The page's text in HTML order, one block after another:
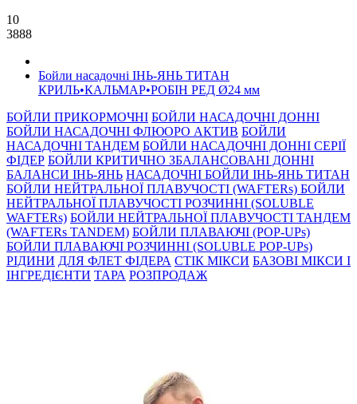
10
3888
Бойли насадочні ІНЬ-ЯНЬ ТИТАН
КРИЛЬ•КАЛЬМАР•РОБІН РЕД Ø24 мм
БОЙЛИ ПРИКОРМОЧНI БОЙЛИ НАСАДОЧНI ДОННI
БОЙЛИ НАСАДОЧНІ ФЛЮОРО АКТИВ БОЙЛИ
НАСАДОЧНІ ТАНДЕМ БОЙЛИ НАСАДОЧНI ДОННI СЕРIÏ
ФIДЕР БОЙЛИ КРИТИЧНО ЗБАЛАНСОВАНІ ДОННІ
БАЛАНСИ ІНЬ-ЯНЬ НАСАДОЧНІ БОЙЛИ ІНЬ-ЯНЬ ТИТАН
БОЙЛИ НЕЙТРАЛЬНОÏ ПЛАВУЧОСТI (WAFTERs) БОЙЛИ
НЕЙТРАЛЬНОЇ ПЛАВУЧОСТІ РОЗЧИННІ (SOLUBLE
WAFTERs) БОЙЛИ НЕЙТРАЛЬНОЇ ПЛАВУЧОСТІ ТАНДЕМ
(WAFTERs TANDEM) БОЙЛИ ПЛАВАЮЧІ (POP-UPs)
БОЙЛИ ПЛАВАЮЧI РОЗЧИННI (SOLUBLE POP-UPs)
РIДИНИ ДЛЯ ФЛЕТ ФІДЕРА СТIК МIКСИ БАЗОВІ МІКСИ І
ІНГРЕДІЄНТИ ТАРА РОЗПРОДАЖ